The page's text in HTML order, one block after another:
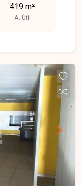
419 m²
A. Útil